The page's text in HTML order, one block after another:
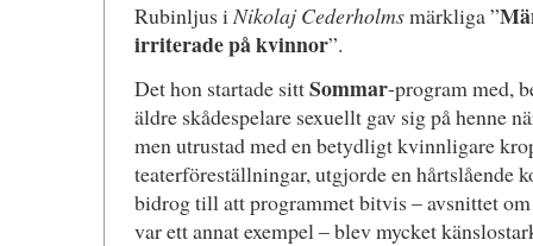
Rubinljus iNikolaj Cederholmsmärkliga ”
irriterade på kvinnor”.
Det hon startade sittSommar-program med,
äldre skådespelare sexuellt gav sig på henne
men utrustad med en betydligt kvinnligare
teaterföreställningar, utgjorde en hårtslående
bidrog till att programmet bitvis – avsnittet
var ett annat exempel – blev mycket